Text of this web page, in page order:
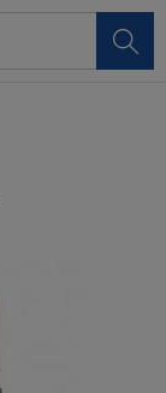
